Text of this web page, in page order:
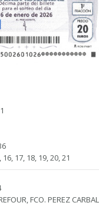
16, 17, 18, 19, 20, 21
FCO. PEREZ